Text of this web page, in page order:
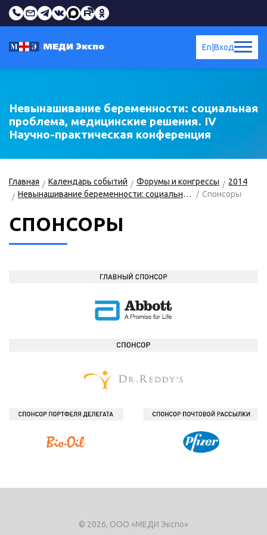
Вход
En
Невынашивание беременности: социальная
проблема, медицинские решения. IV
Научно-практическая конференция
Главная Календарь событий Форумы и конгрессы
2014
Невынашивание беременности: социальная проблема, медицинские решения
Спонсоры
СПОНСОРЫ
© 2026, ООО «МЕДИ Экспо»